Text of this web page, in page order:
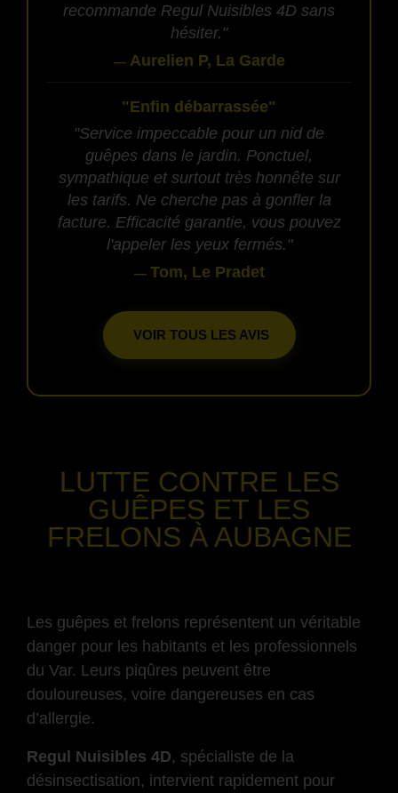
recommande Regul Nuisibles 4D sans
hésiter."
— Aurelien P, La Garde
"Enfin débarrassée"
"Service impeccable pour un nid de
guêpes dans le jardin. Ponctuel,
sympathique et surtout très honnête sur
les tarifs. Ne cherche pas à gonfler la
facture. Efficacité garantie, vous pouvez
l'appeler les yeux fermés."
— Tom, Le Pradet
VOIR TOUS LES AVIS
LUTTE CONTRE LES
GUÊPES ET LES
FRELONS À AUBAGNE
Les guêpes et frelons représentent un véritable
danger pour les habitants et les professionnels
du Var. Leurs piqûres peuvent être
douloureuses, voire dangereuses en cas
d’allergie.
Regul Nuisibles 4D, spécialiste de la
désinsectisation, intervient rapidement pour